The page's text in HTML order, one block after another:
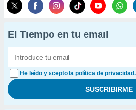
El Tiempo en tu email
He leído y acepto la política de privacidad.